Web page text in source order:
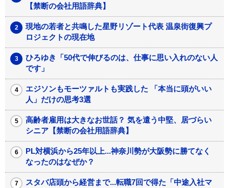
【禁断の会社用語辞典】
現地の若者と共鳴した星野リゾート代表 温泉街復興プ
ロジェクトの現在地
ひろゆき「50代で伸びるのは、仕事に思い入れのない人
です」
エジソンもモーツァルトも実践した 「本当に頭がいい
人」だけの思考3選
高齢者雇用は大きなお世話？ 気を遣う中堅、居づらい
シニア【禁断の会社用語辞典】
PL対横浜から25年以上...神奈川勢が大阪勢に勝てなく
なったのはなぜか？
スタバ店頭から経営まで...転職7回で得た「中途入社マ